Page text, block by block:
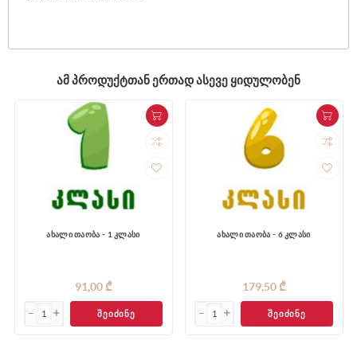
ᲐᲛ ᲞᲠᲝᲓᲣᲥᲢᲗᲐᲜ ᲔᲠᲗᲐᲓ ᲐᲡᲔᲕᲔ ᲧᲘᲓᲣᲚᲝᲑᲔᲜ
ახალი თაობა - 1 კლასი
91,00 ₾
ᲨᲔᲘᲫᲘᲜᲔ
ახალი თაობა - 6 კლასი
179,50 ₾
ᲨᲔᲘᲫᲘᲜᲔ